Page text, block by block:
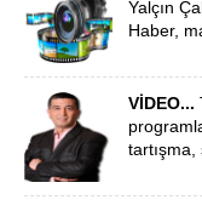
Yalçın
Haber,
VİDEO...
tartışma,